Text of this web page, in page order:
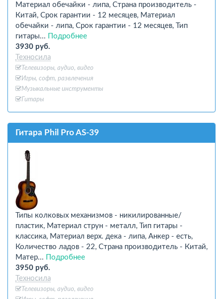
Материал обечайки - липа, Страна производитель -
Китай, Срок гарантии - 12 месяцев, Материал
обечайки - липа, Срок гарантии - 12 месяцев, Тип
гитары...
Подробнее
3930 руб.
Техносила
Телевизоры, аудио, видео
Игры, софт, развлечения
Музыкальные инструменты
Гитары
Гитара Phil Pro AS-39
Типы колковых механизмов - никилированные/
пластик, Материал струн - металл, Тип гитары -
классика, Материал верх. дека - липа, Анкер - есть,
Количество ладов - 22, Страна производитель - Китай,
Матер...
Подробнее
3950 руб.
Техносила
Телевизоры, аудио, видео